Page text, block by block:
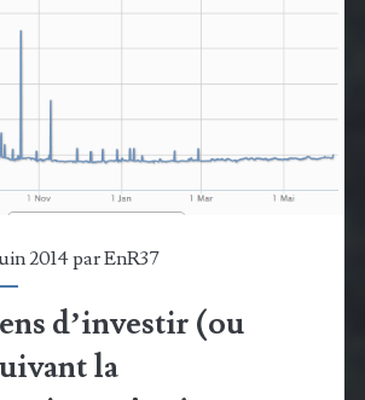
2014 parEnR37
d’investir (ou
la